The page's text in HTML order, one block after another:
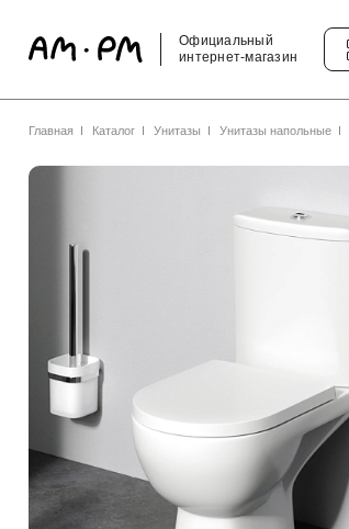
Официальный
интернет-магазин
Главная Каталог Унитазы Унитазы напольные